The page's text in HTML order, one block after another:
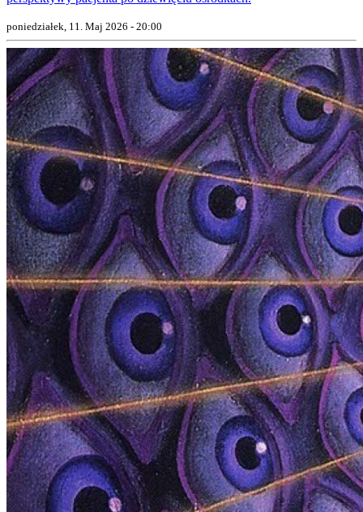
poniedziałek, 11. Maj 2026 - 20:00